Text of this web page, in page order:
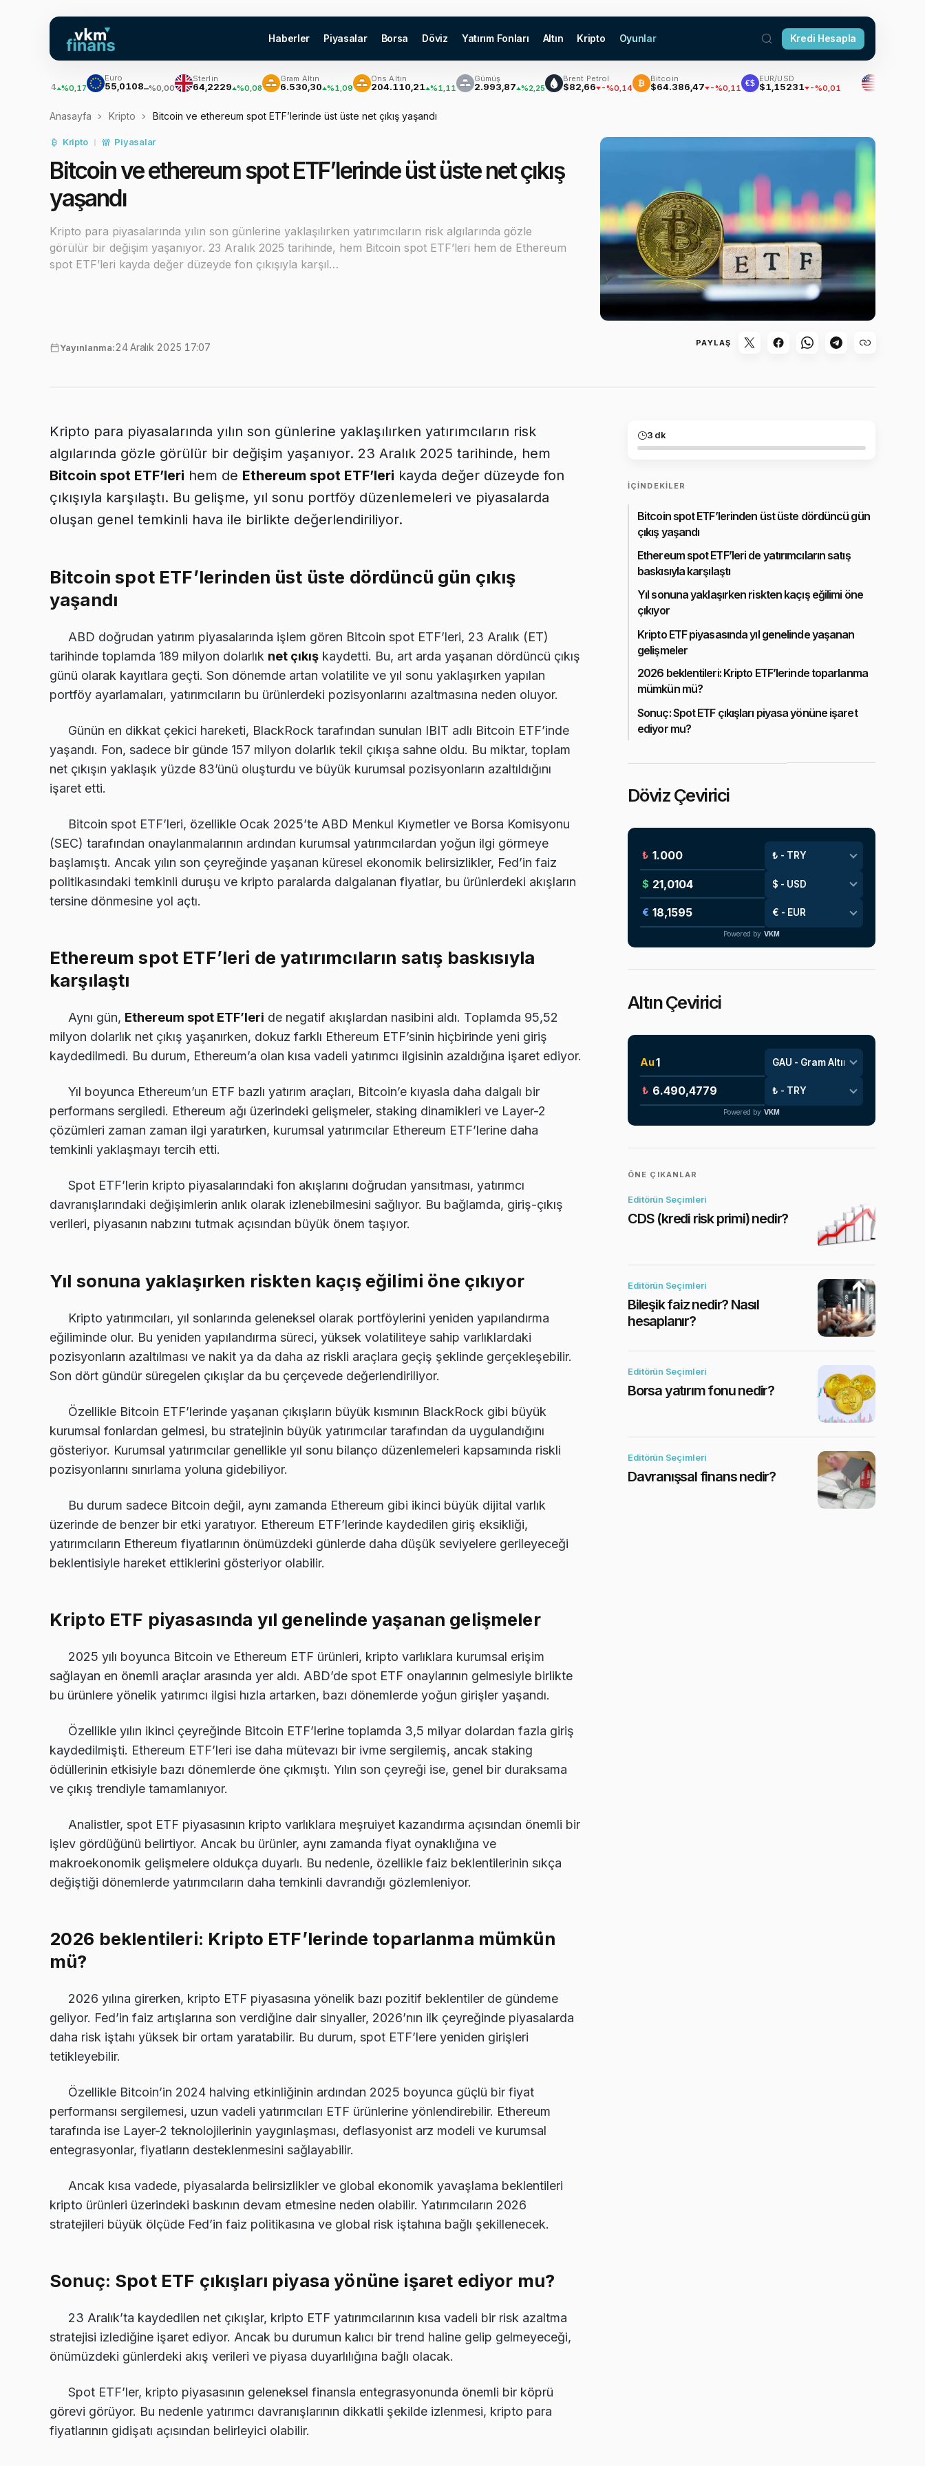
Haberler Piyasalar Borsa Döviz Yatırım Fonları Altın Kripto Oyunlar Kredi Hesapla
%0,17
Euro
55,0108 %0,00
Sterlin
64,2229 %0,08
Gram Altın
6.530,30 %1,09
Ons Altın
204.110,21 %1,11
Gümüş
2.993,87 %2,25
Brent Petrol
$82,66 -%0,14 ₿
Bitcoin
$64.386,47 -%0,11 €$
EUR/USD
$1,15231 -%0,01
Dolar
47,7034
Anasayfa Kripto Bitcoin ve ethereum spot ETF’lerinde üst üste net çıkış yaşandı
Kripto Piyasalar
Bitcoin ve ethereum spot ETF’lerinde üst üste net çıkış
yaşandı
Kripto para piyasalarında yılın son günlerine yaklaşılırken yatırımcıların risk algılarında gözle
görülür bir değişim yaşanıyor. 23 Aralık 2025 tarihinde, hem Bitcoin spot ETF’leri hem de Ethereum
spot ETF’leri kayda değer düzeyde fon çıkışıyla karşıl…
Yayınlanma:24 Aralık 2025 17:07 PAYLAŞ
Kripto para piyasalarında yılın son günlerine yaklaşılırken yatırımcıların risk
algılarında gözle görülür bir değişim yaşanıyor. 23 Aralık 2025 tarihinde, hem
Bitcoin spot ETF’leri hem de Ethereum spot ETF’leri kayda değer düzeyde fon
çıkışıyla karşılaştı. Bu gelişme, yıl sonu portföy düzenlemeleri ve piyasalarda
oluşan genel temkinli hava ile birlikte değerlendiriliyor.
Bitcoin spot ETF’lerinden üst üste dördüncü gün çıkış
yaşandı
ABD doğrudan yatırım piyasalarında işlem gören Bitcoin spot ETF’leri, 23 Aralık (ET)
tarihinde toplamda 189 milyon dolarlık net çıkış kaydetti. Bu, art arda yaşanan dördüncü çıkış
günü olarak kayıtlara geçti. Son dönemde artan volatilite ve yıl sonu yaklaşırken yapılan
portföy ayarlamaları, yatırımcıların bu ürünlerdeki pozisyonlarını azaltmasına neden oluyor.
Günün en dikkat çekici hareketi, BlackRock tarafından sunulan IBIT adlı Bitcoin ETF’inde
yaşandı. Fon, sadece bir günde 157 milyon dolarlık tekil çıkışa sahne oldu. Bu miktar, toplam
net çıkışın yaklaşık yüzde 83’ünü oluşturdu ve büyük kurumsal pozisyonların azaltıldığını
işaret etti.
Bitcoin spot ETF’leri, özellikle Ocak 2025’te ABD Menkul Kıymetler ve Borsa Komisyonu
(SEC) tarafından onaylanmalarının ardından kurumsal yatırımcılardan yoğun ilgi görmeye
başlamıştı. Ancak yılın son çeyreğinde yaşanan küresel ekonomik belirsizlikler, Fed’in faiz
politikasındaki temkinli duruşu ve kripto paralarda dalgalanan fiyatlar, bu ürünlerdeki akışların
tersine dönmesine yol açtı.
Ethereum spot ETF’leri de yatırımcıların satış baskısıyla
karşılaştı
Aynı gün, Ethereum spot ETF’leri de negatif akışlardan nasibini aldı. Toplamda 95,52
milyon dolarlık net çıkış yaşanırken, dokuz farklı Ethereum ETF’sinin hiçbirinde yeni giriş
kaydedilmedi. Bu durum, Ethereum’a olan kısa vadeli yatırımcı ilgisinin azaldığına işaret ediyor.
Yıl boyunca Ethereum’un ETF bazlı yatırım araçları, Bitcoin’e kıyasla daha dalgalı bir
performans sergiledi. Ethereum ağı üzerindeki gelişmeler, staking dinamikleri ve Layer-2
çözümleri zaman zaman ilgi yaratırken, kurumsal yatırımcılar Ethereum ETF’lerine daha
temkinli yaklaşmayı tercih etti.
Spot ETF’lerin kripto piyasalarındaki fon akışlarını doğrudan yansıtması, yatırımcı
davranışlarındaki değişimlerin anlık olarak izlenebilmesini sağlıyor. Bu bağlamda, giriş-çıkış
verileri, piyasanın nabzını tutmak açısından büyük önem taşıyor.
Yıl sonuna yaklaşırken riskten kaçış eğilimi öne çıkıyor
Kripto yatırımcıları, yıl sonlarında geleneksel olarak portföylerini yeniden yapılandırma
eğiliminde olur. Bu yeniden yapılandırma süreci, yüksek volatiliteye sahip varlıklardaki
pozisyonların azaltılması ve nakit ya da daha az riskli araçlara geçiş şeklinde gerçekleşebilir.
Son dört gündür süregelen çıkışlar da bu çerçevede değerlendiriliyor.
Özellikle Bitcoin ETF’lerinde yaşanan çıkışların büyük kısmının BlackRock gibi büyük
kurumsal fonlardan gelmesi, bu stratejinin büyük yatırımcılar tarafından da uygulandığını
gösteriyor. Kurumsal yatırımcılar genellikle yıl sonu bilanço düzenlemeleri kapsamında riskli
pozisyonlarını sınırlama yoluna gidebiliyor.
Bu durum sadece Bitcoin değil, aynı zamanda Ethereum gibi ikinci büyük dijital varlık
üzerinde de benzer bir etki yaratıyor. Ethereum ETF’lerinde kaydedilen giriş eksikliği,
yatırımcıların Ethereum fiyatlarının önümüzdeki günlerde daha düşük seviyelere gerileyeceği
beklentisiyle hareket ettiklerini gösteriyor olabilir.
Kripto ETF piyasasında yıl genelinde yaşanan gelişmeler
2025 yılı boyunca Bitcoin ve Ethereum ETF ürünleri, kripto varlıklara kurumsal erişim
sağlayan en önemli araçlar arasında yer aldı. ABD’de spot ETF onaylarının gelmesiyle birlikte
bu ürünlere yönelik yatırımcı ilgisi hızla artarken, bazı dönemlerde yoğun girişler yaşandı.
Özellikle yılın ikinci çeyreğinde Bitcoin ETF’lerine toplamda 3,5 milyar dolardan fazla giriş
kaydedilmişti. Ethereum ETF’leri ise daha mütevazı bir ivme sergilemiş, ancak staking
ödüllerinin etkisiyle bazı dönemlerde öne çıkmıştı. Yılın son çeyreği ise, genel bir duraksama
ve çıkış trendiyle tamamlanıyor.
Analistler, spot ETF piyasasının kripto varlıklara meşruiyet kazandırma açısından önemli bir
işlev gördüğünü belirtiyor. Ancak bu ürünler, aynı zamanda fiyat oynaklığına ve
makroekonomik gelişmelere oldukça duyarlı. Bu nedenle, özellikle faiz beklentilerinin sıkça
değiştiği dönemlerde yatırımcıların daha temkinli davrandığı gözlemleniyor.
2026 beklentileri: Kripto ETF’lerinde toparlanma mümkün
mü?
2026 yılına girerken, kripto ETF piyasasına yönelik bazı pozitif beklentiler de gündeme
geliyor. Fed’in faiz artışlarına son verdiğine dair sinyaller, 2026’nın ilk çeyreğinde piyasalarda
daha risk iştahı yüksek bir ortam yaratabilir. Bu durum, spot ETF’lere yeniden girişleri
tetikleyebilir.
Özellikle Bitcoin’in 2024 halving etkinliğinin ardından 2025 boyunca güçlü bir fiyat
performansı sergilemesi, uzun vadeli yatırımcıları ETF ürünlerine yönlendirebilir. Ethereum
tarafında ise Layer-2 teknolojilerinin yaygınlaşması, deflasyonist arz modeli ve kurumsal
entegrasyonlar, fiyatların desteklenmesini sağlayabilir.
Ancak kısa vadede, piyasalarda belirsizlikler ve global ekonomik yavaşlama beklentileri
kripto ürünleri üzerindeki baskının devam etmesine neden olabilir. Yatırımcıların 2026
stratejileri büyük ölçüde Fed’in faiz politikasına ve global risk iştahına bağlı şekillenecek.
Sonuç: Spot ETF çıkışları piyasa yönüne işaret ediyor mu?
23 Aralık’ta kaydedilen net çıkışlar, kripto ETF yatırımcılarının kısa vadeli bir risk azaltma
stratejisi izlediğine işaret ediyor. Ancak bu durumun kalıcı bir trend haline gelip gelmeyeceği,
önümüzdeki günlerdeki akış verileri ve piyasa duyarlılığına bağlı olacak.
Spot ETF’ler, kripto piyasasının geleneksel finansla entegrasyonunda önemli bir köprü
görevi görüyor. Bu nedenle yatırımcı davranışlarının dikkatli şekilde izlenmesi, kripto para
fiyatlarının gidişatı açısından belirleyici olabilir.
3 dk
İÇINDEKILER
Bitcoin spot ETF’lerinden üst üste dördüncü gün
çıkış yaşandı
Ethereum spot ETF’leri de yatırımcıların satış
baskısıyla karşılaştı
Yıl sonuna yaklaşırken riskten kaçış eğilimi öne
çıkıyor
Kripto ETF piyasasında yıl genelinde yaşanan
gelişmeler
2026 beklentileri: Kripto ETF’lerinde toparlanma
mümkün mü?
Sonuç: Spot ETF çıkışları piyasa yönüne işaret
ediyor mu?
Döviz Çevirici
₺
$
€
Powered by VKM
Altın Çevirici
Au
₺
Powered by VKM
ÖNE ÇIKANLAR
Editörün Seçimleri
CDS (kredi risk primi) nedir?
Editörün Seçimleri
Bileşik faiz nedir? Nasıl
hesaplanır?
Editörün Seçimleri
Borsa yatırım fonu nedir?
Editörün Seçimleri
Davranışsal finans nedir?